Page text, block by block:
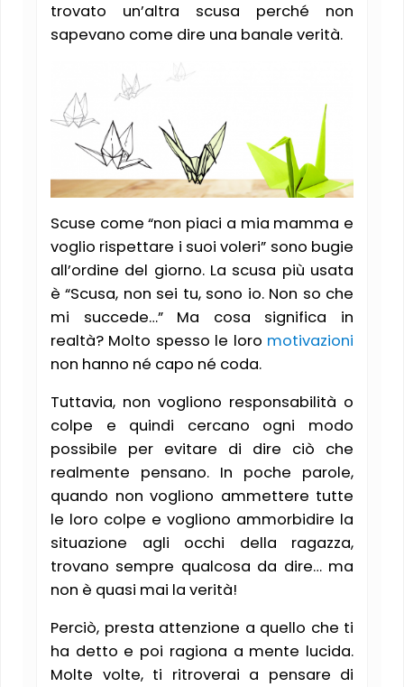
trovato un’altra scusa perché non
sapevano come dire una banale verità.
Scuse come “non piaci a mia mamma e
voglio rispettare i suoi voleri” sono bugie
all’ordine del giorno. La scusa più usata
è “Scusa, non sei tu, sono io. Non so che
mi succede…” Ma cosa significa in
realtà? Molto spesso le loro motivazioni
non hanno né capo né coda.
Tuttavia, non vogliono responsabilità o
colpe e quindi cercano ogni modo
possibile per evitare di dire ciò che
realmente pensano. In poche parole,
quando non vogliono ammettere tutte
le loro colpe e vogliono ammorbidire la
situazione agli occhi della ragazza,
trovano sempre qualcosa da dire… ma
non è quasi mai la verità!
Perciò, presta attenzione a quello che ti
ha detto e poi ragiona a mente lucida.
Molte volte, ti ritroverai a pensare di